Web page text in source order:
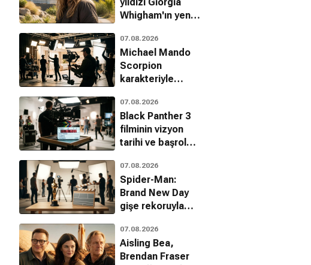
Whigham'ın yeni
07.08.2026
Michael Mando
Scorpion
karakteriyle
döndü
07.08.2026
Black Panther 3
filminin vizyon
tarihi ve başrolü
07.08.2026
Spider-Man:
Brand New Day
gişe rekoruyla
07.08.2026
Aisling Bea,
Brendan Fraser